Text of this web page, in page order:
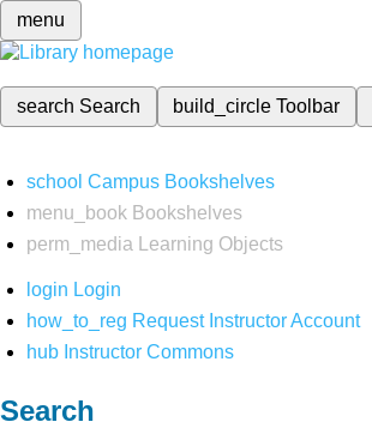
menu
search Search build_circleToolbar
school Campus Bookshelves
menu_book Bookshelves
perm_media
Learning Objects
login Login
how_to_reg Request Instructor Account
hub Instructor Commons
Search